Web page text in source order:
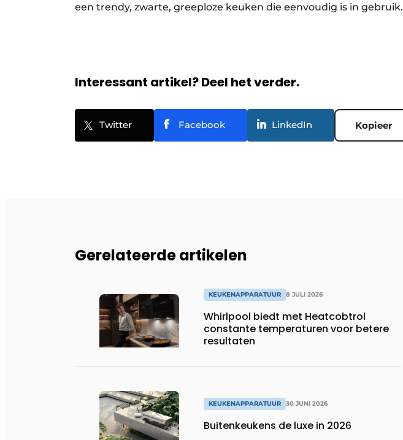
een trendy, zwarte, greeploze keuken die eenvoudig is in gebruik.
Interessant artikel? Deel het verder.
Twitter Facebook LinkedIn Kopieer
Gerelateerde artikelen
KEUKENAPPARATUUR 8 JULI 2026
Whirlpool biedt met Heatcobtrol
constante temperaturen voor betere
resultaten
KEUKENAPPARATUUR 30 JUNI 2026
Buitenkeukens de luxe in 2026